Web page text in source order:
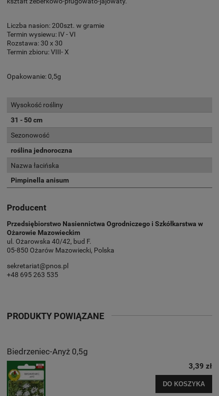
Liczba nasion: 200szt. w gramie
Termin wysiewu: IV - VI
Rozstawa: 30 x 30
Termin zbioru: VIII- X
Opakowanie: 0,5g
Wysokość rośliny
31 - 50 cm
Sezonowość
roślina jednoroczna
Nazwa łacińska
Pimpinella anisum
Producent
Przedsiębiorstwo Nasiennictwa Ogrodniczego i Szkółkarstwa w
Ożarowie Mazowieckim
ul. Ożarowska 40/42, bud F.
05-850 Ożarów Mazowiecki, Polska
sekretariat@pnos.pl
+48 695 263 535
PRODUKTY POWIĄZANE
Biedrzeniec-Anyż 0,5g
3,39 zł
DO KOSZYKA